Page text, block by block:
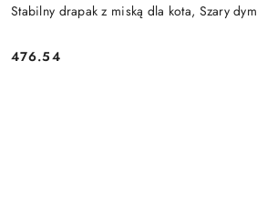
Stabilny drapak z miską dla kota, Szary dym
Cena:
476.54